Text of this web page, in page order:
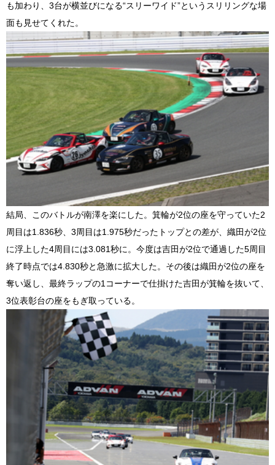
も加わり、3台が横並びになる“スリーワイド”というスリリングな場
面も見せてくれた。
結局、このバトルが南澤を楽にした。箕輪が2位の座を守っていた2
周目は1.836秒、3周目は1.975秒だったトップとの差が、織田が2位
に浮上した4周目には3.081秒に。今度は吉田が2位で通過した5周目
終了時点では4.830秒と急激に拡大した。その後は織田が2位の座を
奪い返し、最終ラップの1コーナーで仕掛けた吉田が箕輪を抜いて、
3位表彰台の座をもぎ取っている。